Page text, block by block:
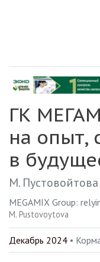
ГК
на опыт,
в
М. Пустовойтова
MEGAMIX Group:
M. Pustovoytova
Декабрь 2024 •